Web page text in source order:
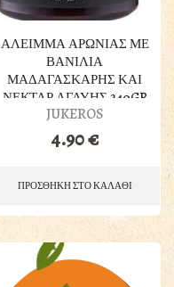
ΑΛΕΙΜΜΑ ΑΡΩΝΙΑΣ ΜΕ
ΒΑΝΙΛΙΑ
ΜΑΔΑΓΑΣΚΑΡΗΣ ΚΑΙ
ΝΕΚΤΑΡ ΑΓΑΥΗΣ 240GR
JUKEROS
4.90€
ΠΡΟΣΘΗΚΗ ΣΤΟ ΚΑΛΑΘΙ